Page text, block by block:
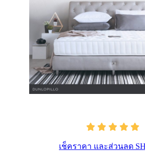
เช็คราคา และส่วนลด